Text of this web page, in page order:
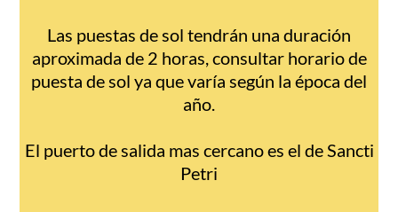
Las puestas de sol tendrán una duración
aproximada de 2 horas, consultar horario de
puesta de sol ya que varía según la época del
año.
El puerto de salida mas cercano es el de Sancti
Petri